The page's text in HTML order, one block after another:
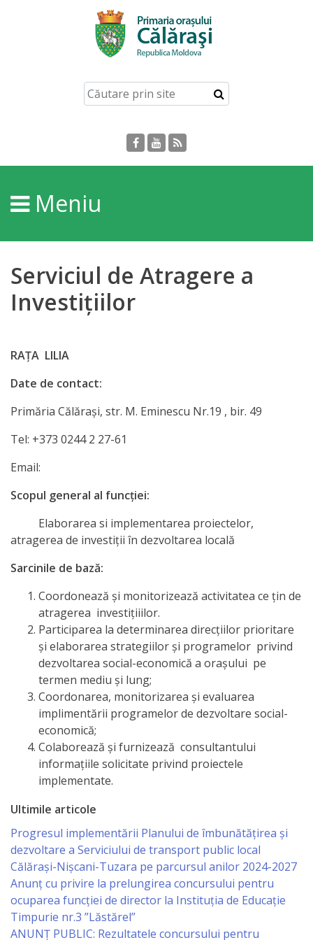
Despre
Orașului
Personalități
Regulamente
Orașe
Strategii
Registrul
de
Stat
al
Actelor
Locale
Primăria
Aparatul
Primăriei
Lista
colaboratorilor
Primăriei
Călăraşi
Contabilitate
Serviciul
Arhitectură
şi
Urbanism
Meniu
Serviciul de Atragere a
Investiţiilor
RAȚA LILIA
Date de contact:
Primăria Călăraşi, str. M. Eminescu Nr.19 , bir. 49
Tel: +373 0244 2 27-61
Email:
Scopul general al funcţiei:
Elaborarea si implementarea proiectelor,
atragerea de investiţii în dezvoltarea locală
Sarcinile de bază:
Coordonează şi monitorizează activitatea ce ţin de
atragerea investiţiiilor.
Participarea la determinarea direcţiilor prioritare
şi elaborarea strategiilor şi programelor privind
dezvoltarea social-economică a oraşului pe
termen mediu şi lung;
Coordonarea, monitorizarea şi evaluarea
implimentării programelor de dezvoltare social-
economică;
Colaborează şi furnizează consultantului
informaţiile solicitate privind proiectele
implementate.
Ultimile articole
Progresul implementării Planului de îmbunătățirea și
dezvoltare a Serviciului de transport public local
Călărași-Nișcani-Tuzara pe parcursul anilor 2024-2027
Anunț cu privire la prelungirea concursului pentru
ocuparea funcţiei de director la Instituția de Educație
Timpurie nr.3 ”Lăstărel”
ANUNȚ PUBLIC: Rezultatele concursului pentru